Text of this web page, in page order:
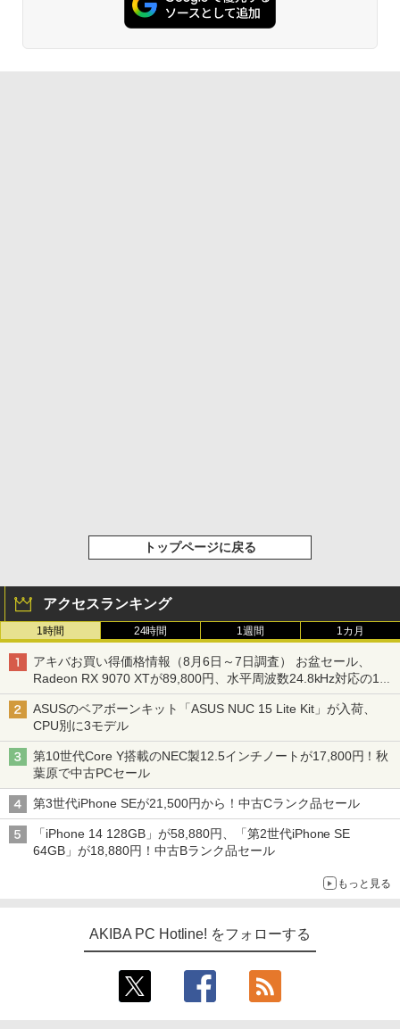
トップページに戻る
アクセスランキング
1時間 24時間 1週間 1カ月
アキバお買い得価格情報（8月6日～7日調査） お盆セール、
Radeon RX 9070 XTが89,800円、水平周波数24.8kHz対応の17
型モニターが9,801円、暑さ指数連動セール ほか
ASUSのベアボーンキット「ASUS NUC 15 Lite Kit」が入荷、
CPU別に3モデル
第10世代Core Y搭載のNEC製12.5インチノートが17,800円！秋
葉原で中古PCセール
第3世代iPhone SEが21,500円から！中古Cランク品セール
「iPhone 14 128GB」が58,880円、「第2世代iPhone SE
64GB」が18,880円！中古Bランク品セール
もっと見る
AKIBA PC Hotline! をフォローする